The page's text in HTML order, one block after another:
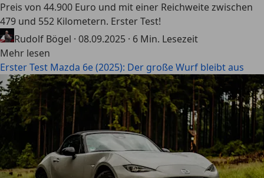
Preis von 44.900 Euro und mit einer Reichweite zwischen
479 und 552 Kilometern. Erster Test!
Rudolf Bögel · 08.09.2025 · 6 Min. Lesezeit
Mehr lesen
Erster Test Mazda 6e (2025): Der große Wurf bleibt aus